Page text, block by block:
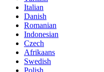
Italian
Danish
Romanian
Indonesian
Czech
Afrikaans
Swedish